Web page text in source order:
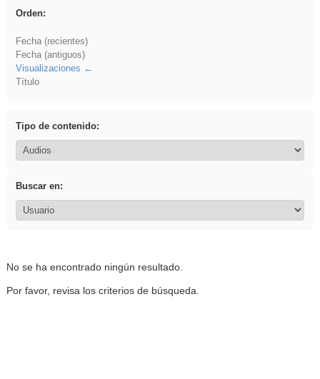
Orden:
Fecha (recientes)
Fecha (antiguos)
Visualizaciones
Título
Tipo de contenido:
Buscar en:
No se ha encontrado ningún resultado.
Por favor, revisa los criterios de búsqueda.